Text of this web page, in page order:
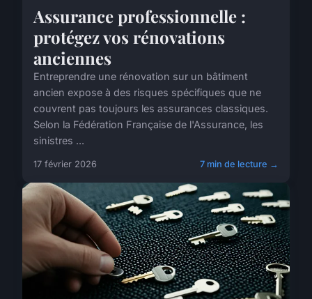
Assurance professionnelle :
protégez vos rénovations
anciennes
Entreprendre une rénovation sur un bâtiment
ancien expose à des risques spécifiques que ne
couvrent pas toujours les assurances classiques.
Selon la Fédération Française de l'Assurance, les
sinistres ...
17 février 2026 7 min de lecture →